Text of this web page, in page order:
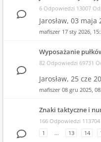
6 Odpowiedzi 13007
Jarosław, 03 maja
mafiszer 17 sty 2026,
Wyposażanie
82 Odpowiedzi 69731
Jarosław, 25 cze
mafiszer 08 gru 2025,
Znaki taktyczne i
166 Odpowiedzi
1
… 13 14